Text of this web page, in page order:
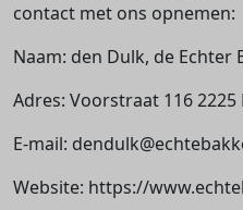
contact met ons opnemen:
Naam: den Dulk, de Echter
Adres: Voorstraat 116 2225
E-mail:
Website: https://